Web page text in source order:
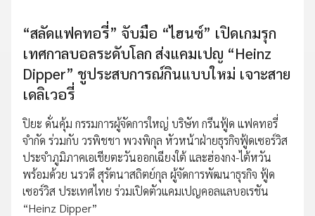
“สลัดแฟคทอรี่” จับมือ “ไฮนซ์” เปิดเกมรุก
เทศกาลบอลระดับโลก ส่งแคมเปญ “Heinz
Dipper” ชูประสบการณ์กินแบบใหม่ เจาะสาย
เดลิเวอรี่
ปิยะ ดั่นคุ้ม กรรมการผู้จัดการใหญ่ บริษัท กรีนฟู้ด แฟคทอรี่
จำกัด ร่วมกับ วรพิชชา พวงพิกุล หัวหน้าฝ่ายธุรกิจฟู้ดเซอร์วิส
ประจำภูมิภาคเอเชียตะวันออกเฉียงใต้ และฮ่องกง-ไต้หวัน
พร้อมด้วย นรวดี สุรัตนาสถิตย์กุล ผู้จัดการพัฒนาธุรกิจ ฟู้ด
เซอร์วิส ประเทศไทย ร่วมเปิดตัวแคมเปญคอลแลบอเรชัน
“Heinz Dipper”